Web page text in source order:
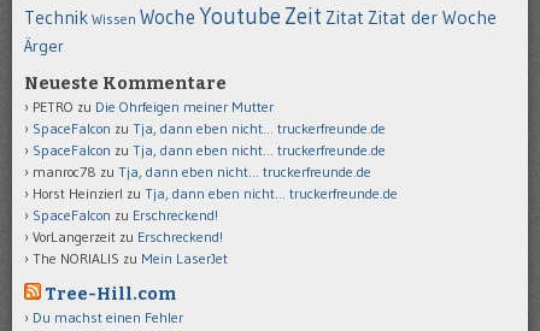
Technik Wissen Woche Youtube Zeit Zitat Zitat der Woche
Ärger
Neueste Kommentare
PETRO zu Die Ohrfeigen meiner Mutter
SpaceFalcon zu Tja, dann eben nicht… truckerfreunde.de
SpaceFalcon zu Tja, dann eben nicht… truckerfreunde.de
manroc78 zu Tja, dann eben nicht… truckerfreunde.de
Horst Heinzierl zu Tja, dann eben nicht… truckerfreunde.de
SpaceFalcon zu Erschreckend!
VorLangerzeit zu Erschreckend!
The NORIALIS zu Mein LaserJet
Tree-Hill.com
Du machst einen Fehler